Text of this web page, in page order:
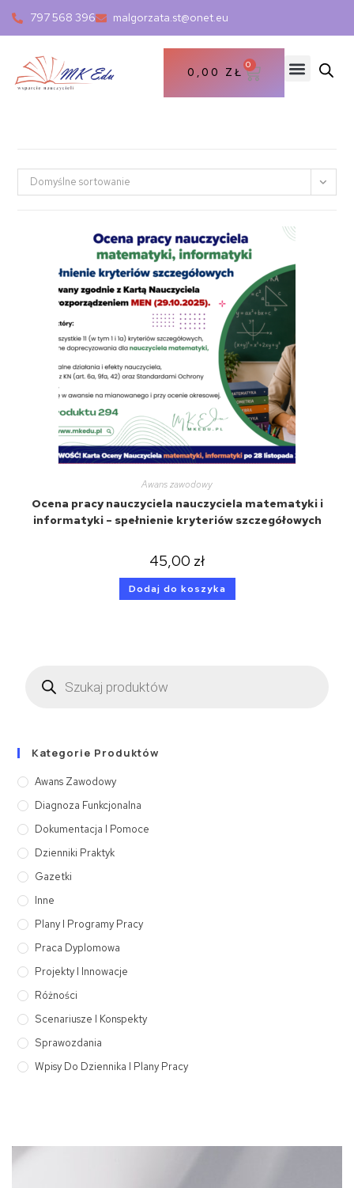
797 568 396 malgorzata.st@onet.eu
0,00 ZŁ
0
Domyślne sortowanie
Awans zawodowy
Ocena pracy nauczyciela nauczyciela matematyki i
informatyki – spełnienie kryteriów szczegółowych
45,00 zł
Dodaj do koszyka
Kategorie Produktów
Awans Zawodowy
Diagnoza Funkcjonalna
Dokumentacja I Pomoce
Dzienniki Praktyk
Gazetki
Inne
Plany I Programy Pracy
Praca Dyplomowa
Projekty I Innowacje
Różności
Scenariusze I Konspekty
Sprawozdania
Wpisy Do Dziennika I Plany Pracy